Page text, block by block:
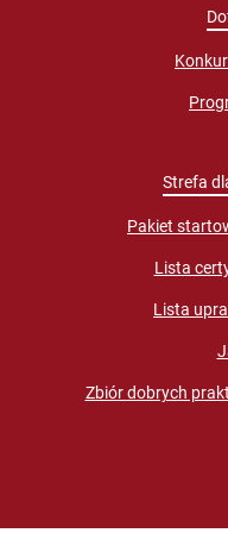
Strefa
Pakiet
Lista
Lista
Zbiór dobrych